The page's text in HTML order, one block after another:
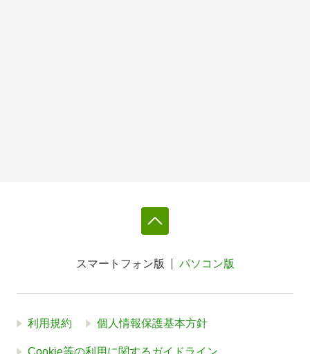
スマートフォン版 パソコン版
利用規約 個人情報保護基本方針